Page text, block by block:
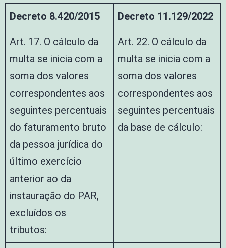
Decreto 8.420/2015 Decreto 11.129/2022
Art. 17. O cálculo da
multa se inicia com a
soma dos valores
correspondentes aos
seguintes percentuais
do faturamento bruto
da pessoa jurídica do
último exercício
anterior ao da
instauração do PAR,
excluídos os
tributos:
Art. 22. O cálculo da
multa se inicia com a
soma dos valores
correspondentes aos
seguintes percentuais
da base de cálculo: